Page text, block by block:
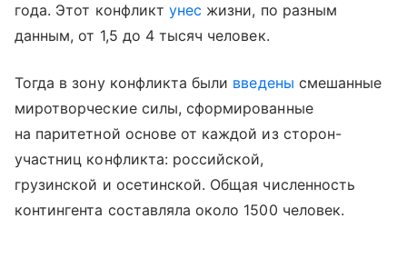
года. Этот конфликт унес жизни, по разным
данным, от 1,5 до 4 тысяч человек.
Тогда в зону конфликта были введены смешанные
миротворческие силы, сформированные
на паритетной основе от каждой из сторон-
участниц конфликта: российской,
грузинской и осетинской. Общая численность
контингента составляла около 1500 человек.